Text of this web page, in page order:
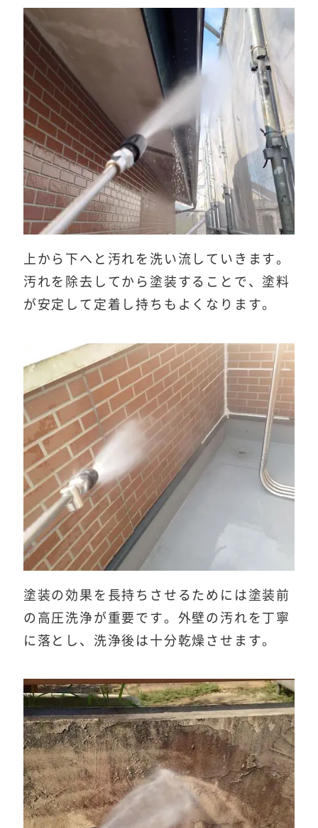
上から下へと汚れを洗い流していきます。
汚れを除去してから塗装することで、塗料
が安定して定着し持ちもよくなります。
塗装の効果を長持ちさせるためには塗装前
の高圧洗浄が重要です。外壁の汚れを丁寧
に落とし、洗浄後は十分乾燥させます。